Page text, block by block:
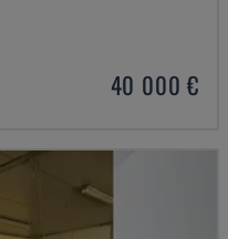
40 000 €